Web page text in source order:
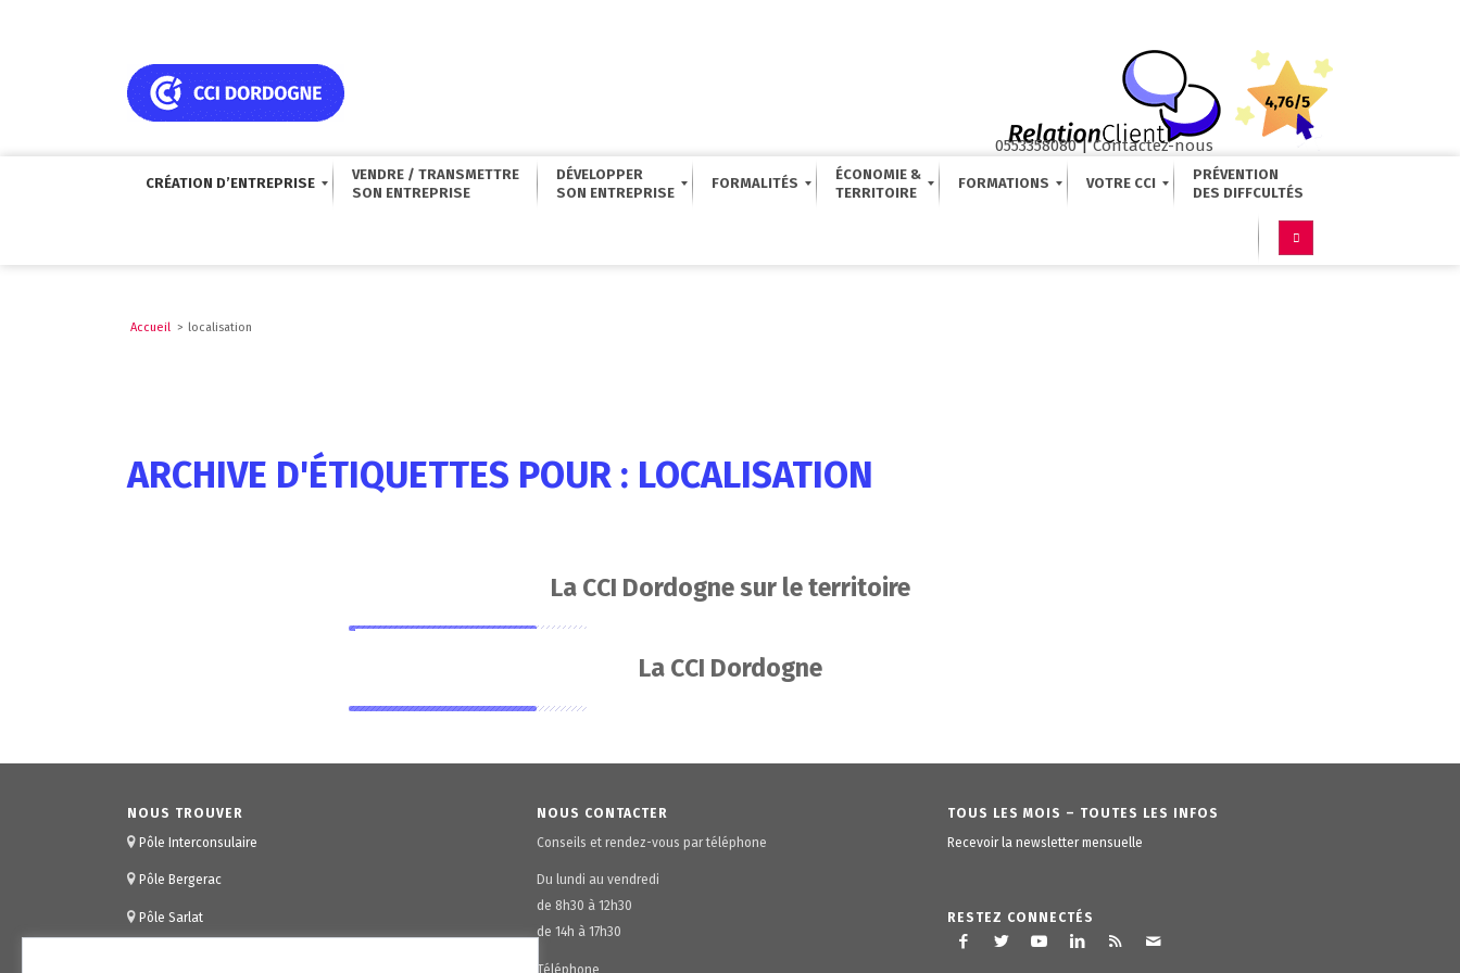
0553358080|Contactez-nous
CRÉATION D’ENTREPRISE
VENDRE / TRANSMETTRE
DÉVELOPPER
FORMALITÉS
ÉCONOMIE &
FORMATIONS VOTRE CCI
PRÉVENTION
Accueil > localisation
ARCHIVE D'ÉTIQUETTES POUR : LOCALISATION
La CCI Dordogne sur le territoire
La CCI Dordogne
NOUS TROUVER
Pôle Interconsulaire
Pôle Bergerac
Pôle Sarlat
NOUS CONTACTER
Conseils et rendez-vous par téléphone
Du lundi au vendredi
de 8h30 à 12h30
de 14h à 17h30
Téléphone
TOUS LES MOIS – TOUTES LES INFOS
Recevoir la newsletter mensuelle
RESTEZ CONNECTÉS